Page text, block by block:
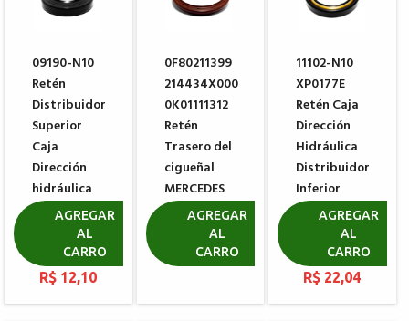
09190-N10
Retén
Distribuidor
Superior
Caja
Dirección
hidráulica
KOYO
PEUGEOT
R$ 12,10
AGREGAR
AL
CARRO
0F80211399
214434X000
0K01111312
Retén
Trasero del
cigueñal
MERCEDES
BENZ
R$ 57,18
AGREGAR
AL
CARRO
11102-N10
XP0177E
Retén Caja
Dirección
Hidráulica
Distribuidor
Inferior
KOYO
PEUGEOT
R$ 22,04
AGREGAR
AL
CARRO